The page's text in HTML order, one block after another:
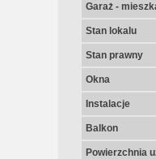
Garaż -
Stan lokalu
Stan prawny
Okna
Instalacje
Balkon
Powierzchnia